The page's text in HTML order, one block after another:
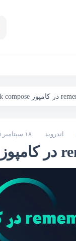
اندروید ۱۸ سپتامبر ۲۰۲۵